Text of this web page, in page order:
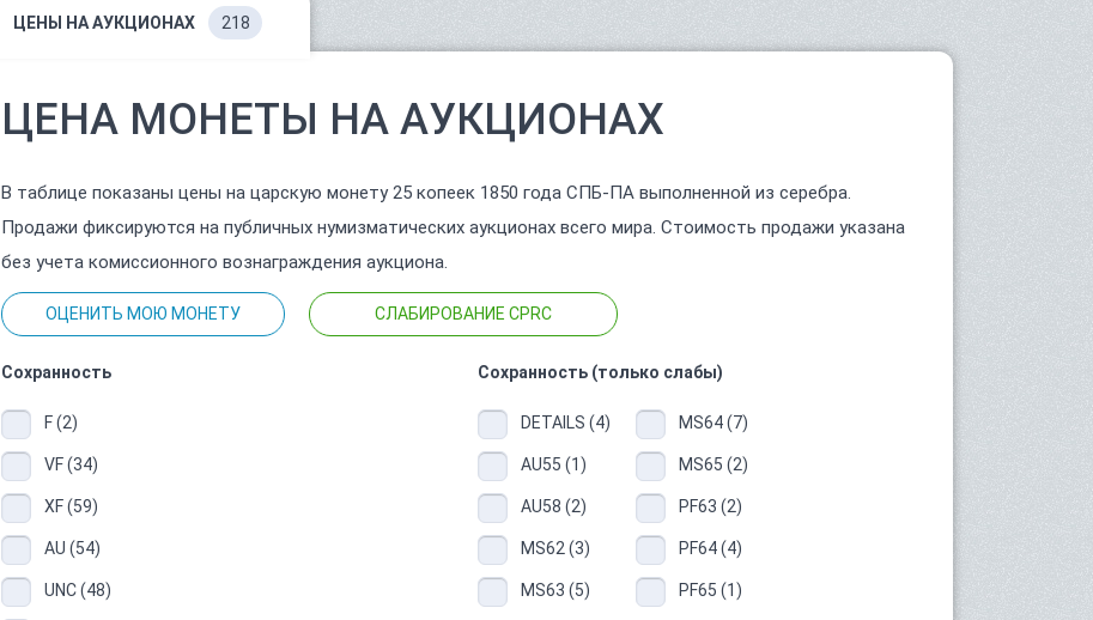
ЦЕНЫ НА АУКЦИОНАХ 218
ЦЕНА МОНЕТЫ НА АУКЦИОНАХ
В таблице показаны цены на царскую монету 25 копеек 1850 года СПБ-ПА выполненной из серебра.
Продажи фиксируются на публичных нумизматических аукционах всего мира. Стоимость продажи указана
без учета комиссионного вознаграждения аукциона.
ОЦЕНИТЬ МОЮ МОНЕТУ СЛАБИРОВАНИЕ CPRC
Сохранность
F (2)
VF (34)
XF (59)
AU (54)
UNC (48)
Сохранность (только слабы)
DETAILS (4)
AU55 (1)
AU58 (2)
MS62 (3)
MS63 (5)
MS64 (7)
MS65 (2)
PF63 (2)
PF64 (4)
PF65 (1)